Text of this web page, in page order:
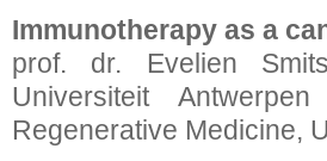
Immunotherapy as a
prof. dr. Evelien
Universiteit
Regenerative Medicine,